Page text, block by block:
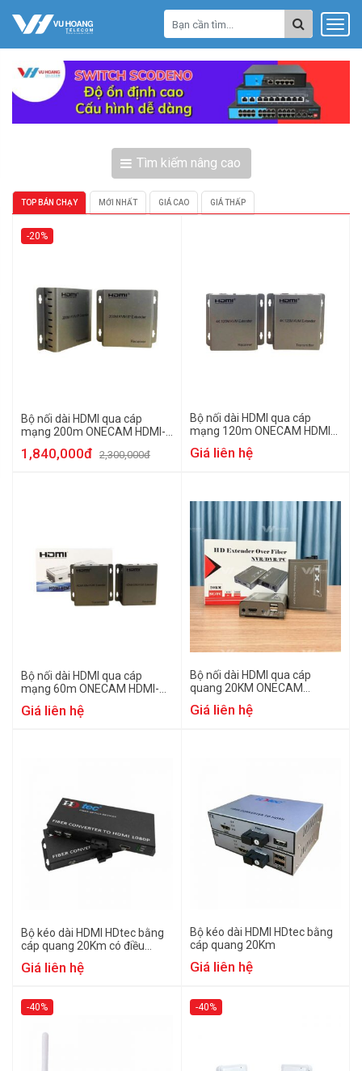
Tìm kiếm nâng cao
TOP BÁN CHẠY MỚI NHẤT GIÁ CAO GIÁ THẤP
-20%
Bộ nối dài HDMI qua cáp
mạng 200m ONECAM HDMI-
1,840,000đ 2,300,000đ
Bộ nối dài HDMI qua cáp
mạng 120m ONECAM HDMI-
Giá liên hệ
Bộ nối dài HDMI qua cáp
mạng 60m ONECAM HDMI-
Giá liên hệ
Bộ nối dài HDMI qua cáp
quang 20KM ONECAM
Giá liên hệ
Bộ kéo dài HDMI HDtec bằng
cáp quang 20Km có điều
Giá liên hệ
Bộ kéo dài HDMI HDtec bằng
cáp quang 20Km
Giá liên hệ
-40% -40%